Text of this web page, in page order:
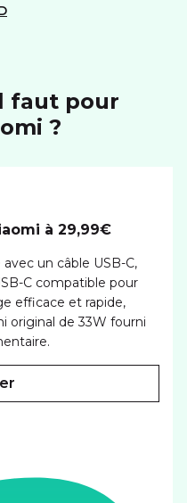
faut pour
?
à 29,99€
un câble USB-C,
C compatible pour
efficace et rapide,
original de 33W fourni